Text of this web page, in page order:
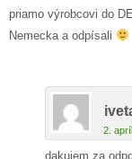
priamo výrobcovi do
Nemecka a odpísali
2.
dakujem za